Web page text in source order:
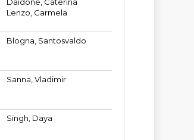
Daidone, Caterina
Lenzo, Carmela
Blogna, Santosvaldo
Sanna, Vladimir
Singh, Daya